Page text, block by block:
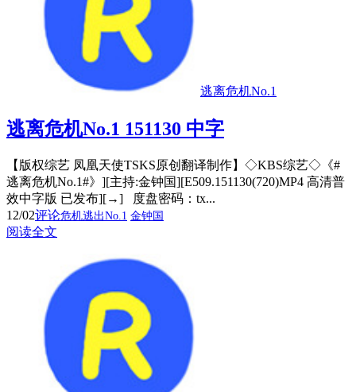
逃离危机No.1
逃离危机No.1 151130 中字
【版权综艺 凤凰天使TSKS原创翻译制作】◇KBS综艺◇《#
逃离危机No.1#》][主持:金钟国][E509.151130(720)MP4 高清普
效中字版 已发布][→] 度盘密码：tx...
12/02评论危机逃出No.1 金钟国
阅读全文